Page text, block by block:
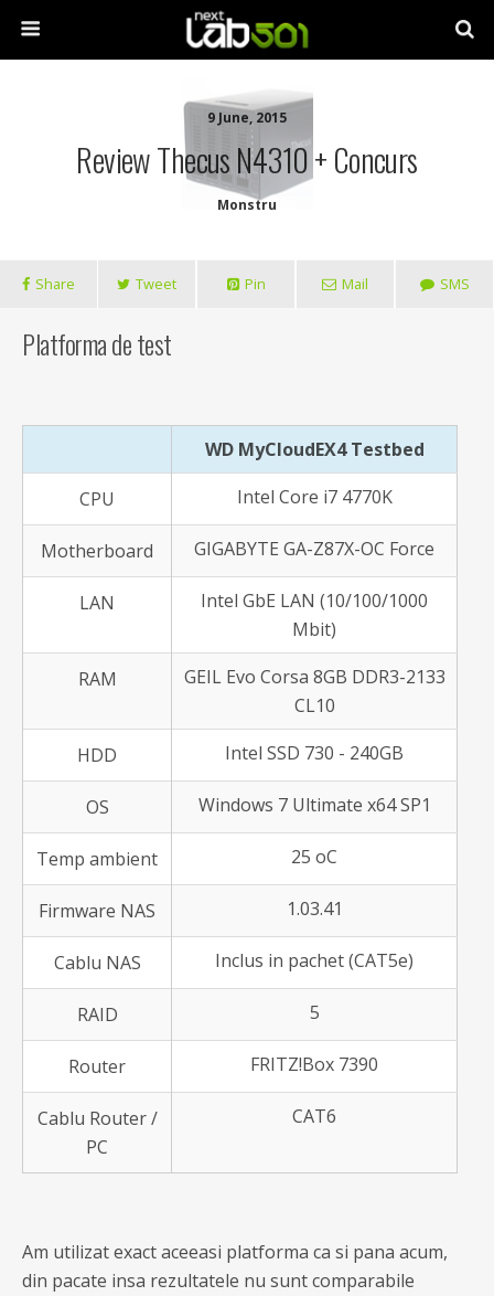
9 June, 2015
Review Thecus N4310 + Concurs
Monstru
Share Tweet Pin Mail SMS
Platforma de test
WD MyCloudEX4 Testbed
CPU Intel Core i7 4770K
Motherboard GIGABYTE GA-Z87X-OC Force
LAN
Intel GbE LAN (10/100/1000
Mbit)
RAM
GEIL Evo Corsa 8GB DDR3-2133
CL10
HDD Intel SSD 730 - 240GB
OS Windows 7 Ultimate x64 SP1
Temp ambient 25 oC
Firmware NAS 1.03.41
Cablu NAS Inclus in pachet (CAT5e)
RAID 5
Router FRITZ!Box 7390
Cablu Router /
PC
CAT6
Am utilizat exact aceeasi platforma ca si pana acum,
din pacate insa rezultatele nu sunt comparabile